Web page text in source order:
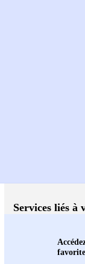
Services liés à